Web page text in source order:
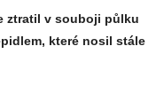
ztratil v souboji půlku
které nosil stále